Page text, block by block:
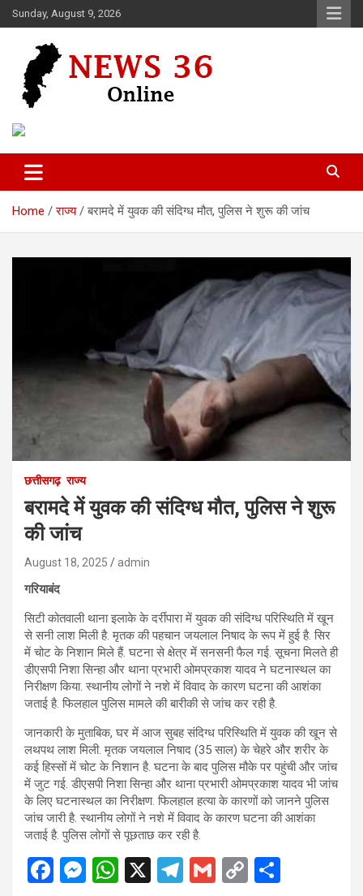
Skip
to
Sunday, August 9, 2026
News 36
Home राज्य बरामदे में युवक की संदिग्ध मौत, पुलिस ने शुरू की जांच
छत्तीसगढ़ राज्य
बरामदे में युवक की संदिग्ध मौत, पुलिस ने शुरू
की जांच
August 18, 2025 admin
गरियाबंद
सिटी कोतवाली थाना इलाके के दर्रीपारा में युवक की संदिग्ध परिस्थिति में खून
से सनी लाश मिली है. मृतक की पहचान जयलाल निषाद के रूप में हुई है. सिर
में चोट के निशान मिले हैं. घटना से क्षेत्र में सनसनी फैल गई. सूचना मिलते ही
डीएसपी निशा सिन्हा और थाना प्रभारी ओमप्रकाश यादव ने घटनास्थल का
निरीक्षण किया. स्थानीय लोगों ने नशे में विवाद के कारण घटना की आशंका
जताई है. फिलहाल पुलिस मामले की बारीकी से जांच कर रही है.
जानकारी के मुताबिक, घर में आज सुबह संदिग्ध परिस्थिति में युवक की खून से
लथपथ लाश मिली. मृतक जयलाल निषाद (35 साल) के चेहरे और शरीर के
कई हिस्सों में चोट के निशान है. घटना के बाद पुलिस मौके पर पहुंची और जांच
में जुट गई. डीएसपी निशा सिन्हा और थाना प्रभारी ओमप्रकाश यादव भी जांच
के लिए घटनास्थल का निरीक्षण. फिलहाल हत्या के कारणों को जानने पुलिस
जांच जारी है. स्थानीय लोगों ने नशे में विवाद के कारण घटना की आशंका
जताई है. पुलिस लोगों से पूछताछ कर रही है.
F
M W X
T
G
C